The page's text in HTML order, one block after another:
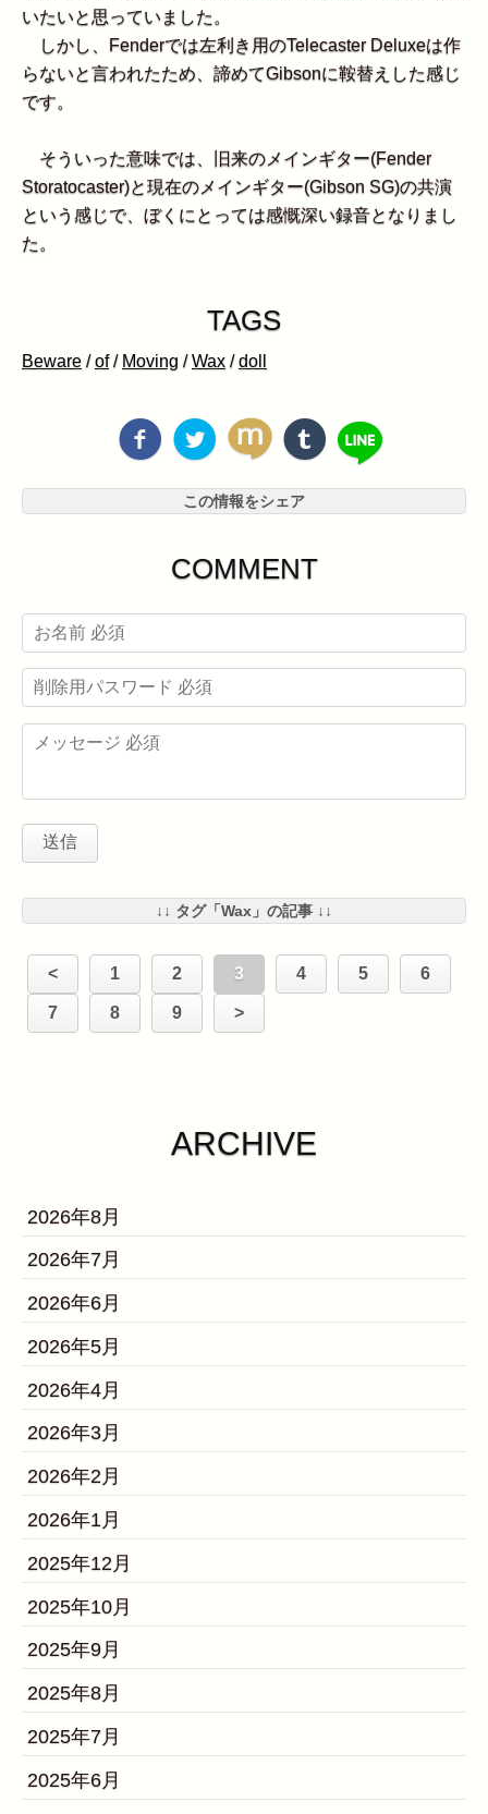
いたいと思っていました。
しかし、Fenderでは左利き用のTelecaster Deluxeは作
らないと言われたため、諦めてGibsonに鞍替えした感じ
です。
そういった意味では、旧来のメインギター(Fender
Storatocaster)と現在のメインギター(Gibson SG)の共演
という感じで、ぼくにとっては感慨深い録音となりまし
た。
TAGS
Beware /of / Moving /Wax /doll
この情報をシェア
COMMENT
↓↓ タグ「Wax」の記事 ↓↓
< 1 2 3 4 5 6
7 8 9 >
ARCHIVE
2026年8月
2026年7月
2026年6月
2026年5月
2026年4月
2026年3月
2026年2月
2026年1月
2025年12月
2025年10月
2025年9月
2025年8月
2025年7月
2025年6月